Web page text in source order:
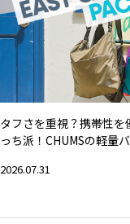
タフさを重視？携帯性
っち派！CHUMSの軽量
2026.07.31